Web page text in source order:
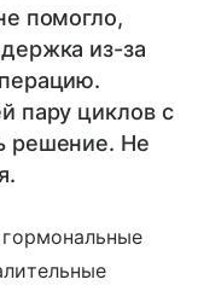
помогло,
из-за
пару циклов с
решение. Не